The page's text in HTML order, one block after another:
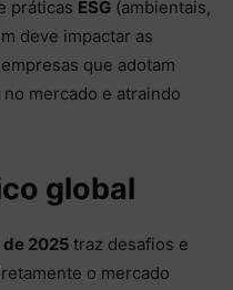
práticas ESG (ambientais,
deve impactar as
que adotam
mercado e atraindo
global
2025 traz desafios e
o mercado